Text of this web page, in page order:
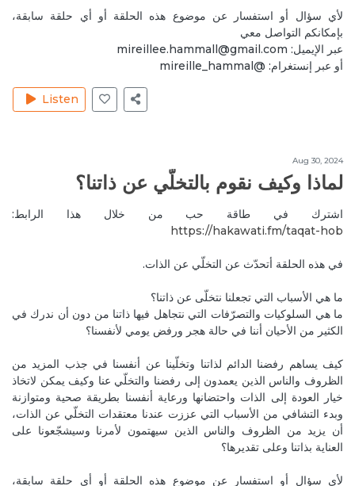
الأمراض وفيروس الكورونا Reply
Feb 26, 2020
allow it to rise up, to express itself, maybe by crying,
writing, talking to someone, or doing some
Hooponopono episode. You can also reach out to us
should you want to book a session.
Feb 22, 2020
Thank you Mireille and Joelle 🤗💞 each and everyone
Reply
Feb 26, 2020
Yay! I am glad it was helpful.
Reply
RayaC Feb 22, 2020
Waiting always for ur episodes... thanks a lot
Reply
لأي سؤال أو استفسار عن موضوع هذه الحلقة أو أي حلقة سابقة،
بإمكانكم التواصل معي
عبر الإيميل: mireillee.hammall@gmail.com
أو عبر إنستغرام: @mireille_hammal
Listen
Aug 30, 2024
لماذا وكيف نقوم بالتخلّي عن ذاتنا؟
اشترك في طاقة حب من خلال هذا الرابط:
https://hakawati.fm/taqat-hob‬
في هذه الحلقة أتحدّث عن التخلّي عن الذات.
ما هي الأسباب التي تجعلنا نتخلّى عن ذاتنا؟
ما هي السلوكيات والتصرّفات التي نتجاهل فيها ذاتنا من دون أن ندرك في
الكثير من الأحيان أننا في حالة هجر ورفض يومي لأنفسنا؟
كيف يساهم رفضنا الدائم لذاتنا وتخلّينا عن أنفسنا في جذب المزيد من
الظروف والناس الذين يعمدون إلى رفضنا والتخلّي عنا وكيف يمكن لاتخاذ
خيار العودة إلى الذات واحتضانها ورعاية أنفسنا بطريقة صحية ومتوازنة
وبدء التشافي من الأسباب التي عززت عندنا معتقدات التخلّي عن الذات،
أن يزيد من الظروف والناس الذين سيهتمون لأمرنا وسيشجّعونا على
العناية بذاتنا وعلى تقديرها؟
لأي سؤال أو استفسار عن موضوع هذه الحلقة أو أي حلقة سابقة،